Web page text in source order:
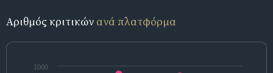
Αριθμός κριτικών ανά πλατφόρμα
1000